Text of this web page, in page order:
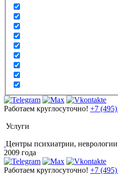
Работаем круглосуточно! +7
Услуги
Центры психиатрии,
2009 года
Работаем круглосуточно! +7